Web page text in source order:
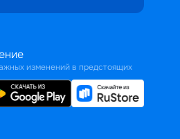
изменений в предстоящих